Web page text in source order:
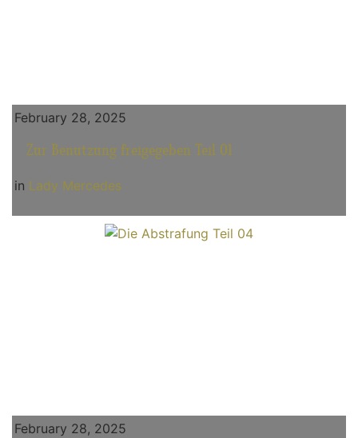
February 28, 2025
Zur Benutzung freigegeben Teil 01
in Lady Mercedes
February 28, 2025